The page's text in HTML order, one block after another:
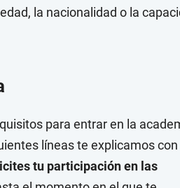
la nacionalidad o la
para entrar en la
líneas te explicamos con
tu participación en las